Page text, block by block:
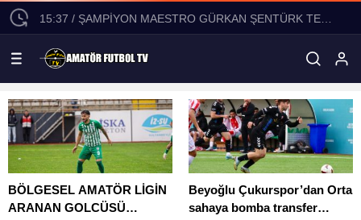
15:37 / ŞAMPİYON MAESTRO GÜRKAN ŞENTÜRK TEKLİFLERİ DEĞERLENDİRİYOR!
BÖLGESEL AMATÖR LİGİN
ARANAN GOLCÜSÜ
Beyoğlu Çukurspor’dan Orta
sahaya bomba transfer